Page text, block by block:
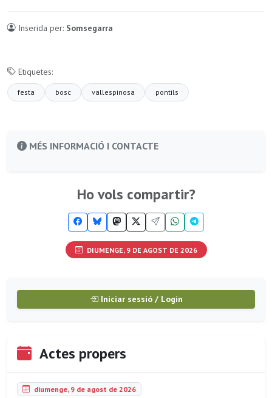
Inserida per: Somsegarra
Etiquetes:
festa bosc vallespinosa pontils
MÉS INFORMACIÓ I CONTACTE
Ho vols compartir?
DIUMENGE, 9 DE AGOST DE 2026
Iniciar sessió / Login
Actes propers
diumenge, 9 de agost de 2026